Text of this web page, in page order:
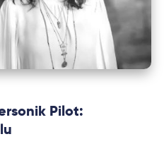
Pilot: